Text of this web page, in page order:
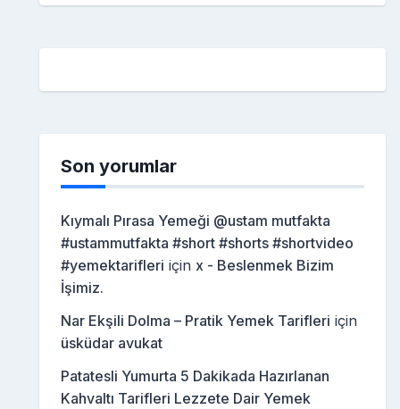
Son yorumlar
Kıymalı Pırasa Yemeği @ustam mutfakta
#ustammutfakta #short #shorts #shortvideo
#yemektarifleri için x - Beslenmek Bizim
İşimiz.
Nar Ekşili Dolma – Pratik Yemek Tarifleri için
üsküdar avukat
Patatesli Yumurta 5 Dakikada Hazırlanan
Kahvaltı Tarifleri Lezzete Dair Yemek